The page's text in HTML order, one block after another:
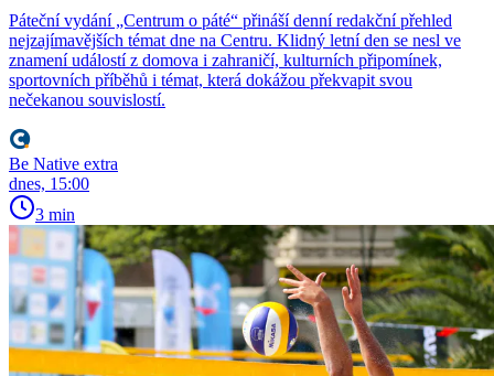
Páteční vydání „Centrum o páté“ přináší denní redakční přehled
nejzajímavějších témat dne na Centru. Klidný letní den se nesl ve
znamení událostí z domova i zahraničí, kulturních připomínek,
sportovních příběhů i témat, která dokážou překvapit svou
nečekanou souvislostí.
Be Native extra
dnes, 15:00
3 min